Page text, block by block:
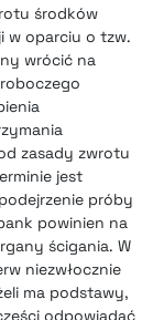
środków
w oparciu o tzw.
wrócić na
zasady zwrotu
jest
próby
powinien na
ścigania. W
niezwłocznie
ma podstawy,